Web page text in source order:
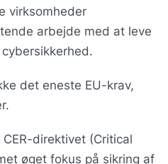
virksomheder
arbejde med at leve
det eneste EU-krav,
direktivet (Critical
øget fokus på sikring af